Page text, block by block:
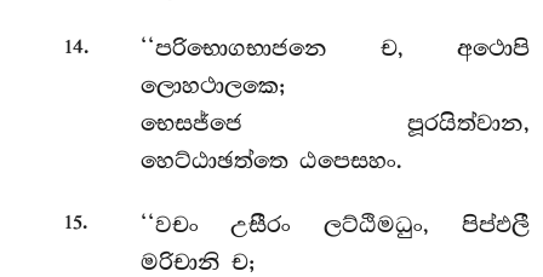
14.
‘‘පරිභොගභාජනෙ ච, අථොපි
ලොහථාලකෙ;
භෙසජ්ජෙ පූරයිත්වාන,
හෙට්ඨාඡත්තෙ ඨපෙසහං.
15.
‘‘වචං උසීරං ලට්ඨිමධුං, පිප්ඵලී
මරිචානි ච;